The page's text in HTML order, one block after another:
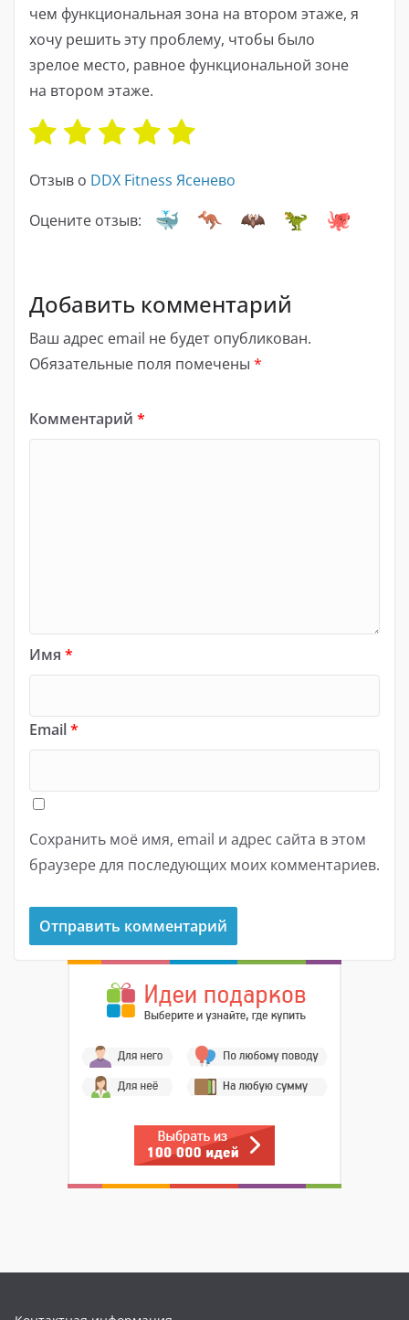
чем функциональная зона на втором этаже, я
хочу решить эту проблему, чтобы было
зрелое место, равное функциональной зоне
на втором этаже.
Отзыв о DDX Fitness Ясенево
Оцените отзыв:
Добавить комментарий
Ваш адрес email не будет опубликован.
Обязательные поля помечены *
Комментарий *
Имя *
Email*
Сохранить моё имя, email и адрес сайта в этом
браузере для последующих моих комментариев.